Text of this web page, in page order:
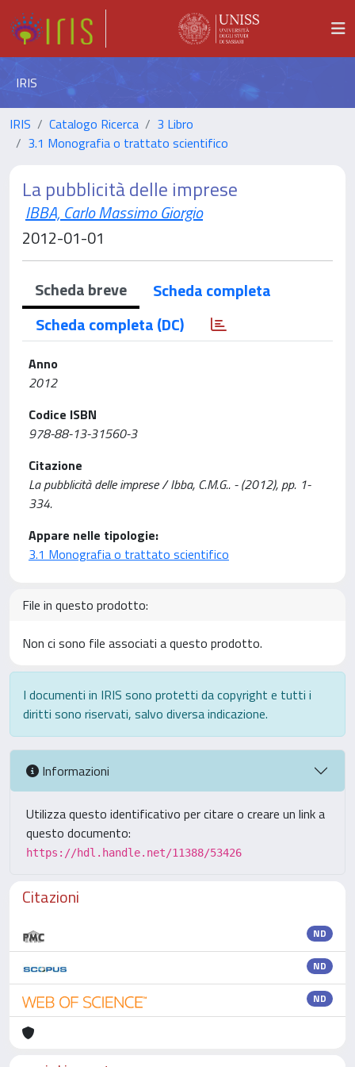
IRIS
IRIS Catalogo Ricerca
3 Libro
3.1 Monografia o trattato scientifico
La pubblicità delle imprese
IBBA, Carlo Massimo Giorgio
2012-01-01
Scheda breve
Scheda completa
Scheda completa (DC)
Anno
2012
Codice ISBN
978-88-13-31560-3
Citazione
La pubblicità delle imprese / Ibba, C.M.G.. - (2012), pp. 1-
334.
Appare nelle tipologie:
3.1 Monografia o trattato scientifico
File in questo prodotto:
Non ci sono file associati a questo prodotto.
I documenti in IRIS sono protetti da copyright e tutti i
diritti sono riservati, salvo diversa indicazione.
Informazioni
Utilizza questo identificativo per citare o creare un link a
questo documento:
https://hdl.handle.net/11388/53426
Citazioni
ND
ND
ND